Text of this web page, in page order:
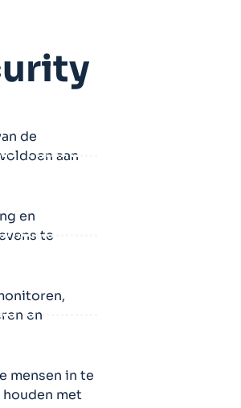
de
aan
en
te
en
mensen in te
met